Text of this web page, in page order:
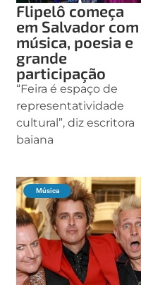
Flipelô começa
em Salvador com
música, poesia e
grande
participação
“Feira é espaço de
representatividade
cultural”, diz escritora
baiana
Música